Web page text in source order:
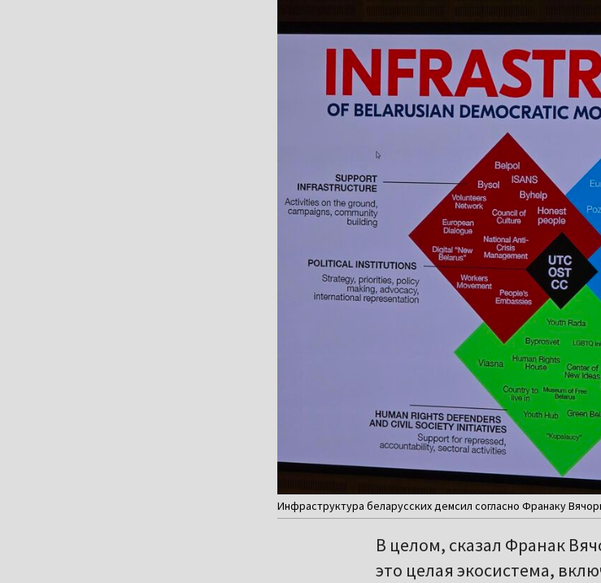
Инфраструктура беларусских демсил согласно Франаку
В целом, сказал Франак
это целая экосистема,